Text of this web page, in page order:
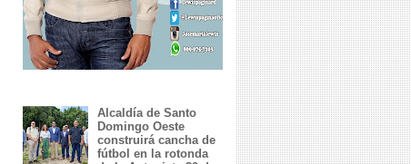
Alcaldía de Santo
Domingo Oeste
construirá cancha de
fútbol en la rotonda